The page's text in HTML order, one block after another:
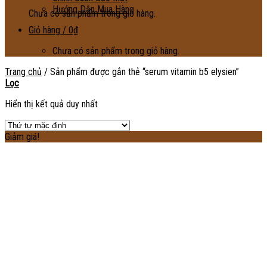
Chưa có sản phẩm trong giỏ hàng.
Hướng Dẫn Mua Hàng
Giỏ hàng / 0₫
Chưa có sản phẩm trong giỏ hàng.
Trang chủ / Sản phẩm được gắn thẻ “serum vitamin b5 elysien”
Lọc
Hiển thị kết quả duy nhất
Giảm giá!